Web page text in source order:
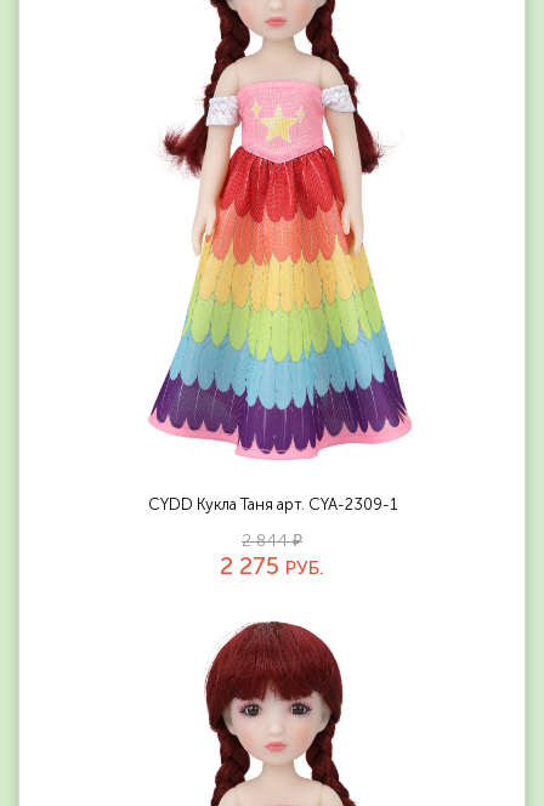
CYDD Кукла Таня арт. CYA-2309-1
2 844 ₽
2 275 РУБ.